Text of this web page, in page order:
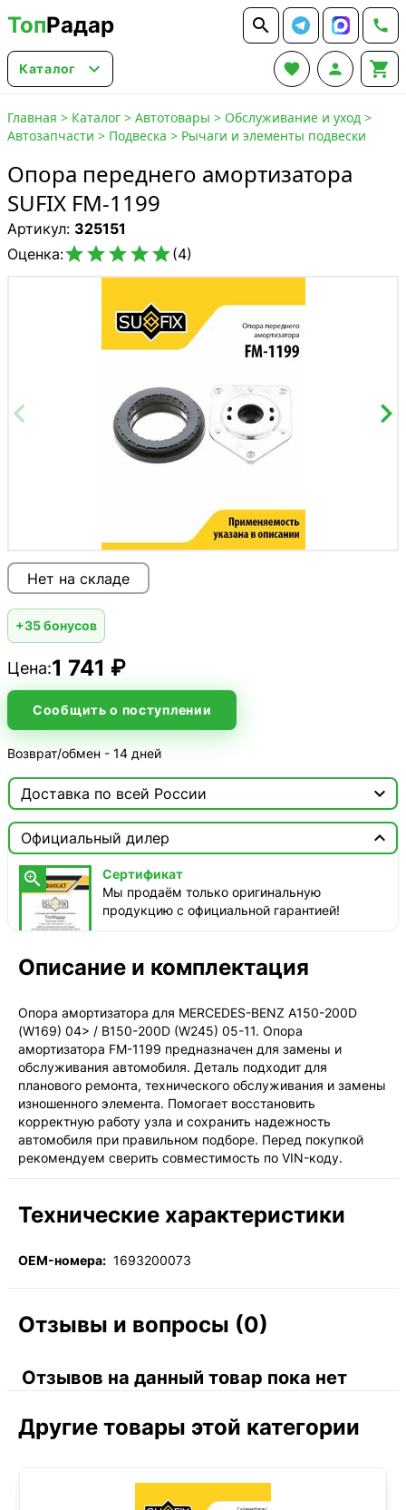
ТопРадар  
Каталог    
Главная > Каталог > Автотовары > Обслуживание и уход >
Автозапчасти > Подвеска > Рычаги и элементы подвески
Опора переднего амортизатора
SUFIX FM-1199
Артикул: 325151
Оценка:(4)
Нет на складе
+35 бонусов
Цена:1 741 ₽
Сообщить о поступлении
Возврат/обмен - 14 дней
Доставка по всей России 
 Москва
Доставка этого товара недоступна
Официальный дилер


Сертификат
Мы продаём только оригинальную
продукцию с официальной гарантией!
Описание и комплектация
Опора амортизатора для MERCEDES-BENZ A150-200D
(W169) 04> / B150-200D (W245) 05-11. Опора
амортизатора FM-1199 предназначен для замены и
обслуживания автомобиля. Деталь подходит для
планового ремонта, технического обслуживания и замены
изношенного элемента. Помогает восстановить
корректную работу узла и сохранить надежность
автомобиля при правильном подборе. Перед покупкой
рекомендуем сверить совместимость по VIN-коду.
Технические характеристики
OEM-номера: 1693200073
Отзывы и вопросы (0)
Отзывов на данный товар пока нет
Другие товары этой категории